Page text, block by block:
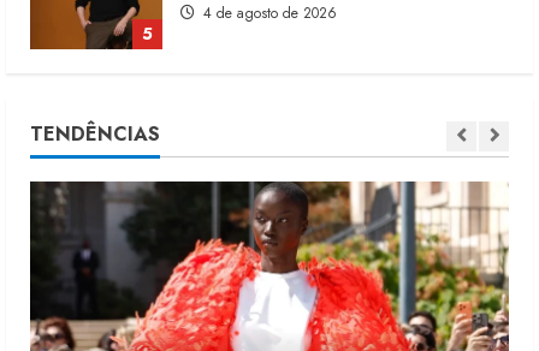
5
4 de agosto de 2026
1
Renata Caixeta assume Movimento
Sou de Algodão
5 de agosto de 2026
TENDÊNCIAS